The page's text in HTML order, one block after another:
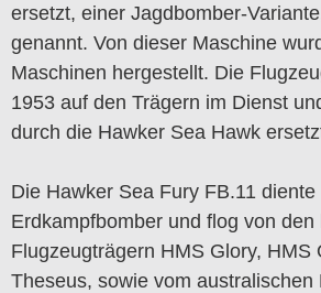
ersetzt, einer Jagdbomber-
genannt. Von dieser Maschine
Maschinen hergestellt. Die
1953 auf den Trägern im Dienst
durch die Hawker Sea Hawk
Die Hawker Sea Fury FB.11
Erdkampfbomber und flog von den
Flugzeugträgern HMS Glory, HMS
Theseus, sowie vom australischen